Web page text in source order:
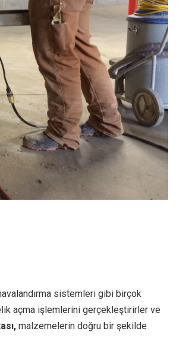
sistemleri gibi birçok
açma işlemlerini gerçekleştirirler ve
malzemelerin doğru bir şekilde